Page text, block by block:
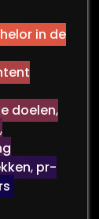
in de
doelen,
,
, pr-